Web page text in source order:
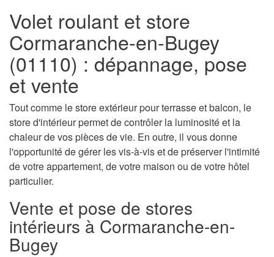
Volet roulant et store
Cormaranche-en-Bugey
(01110) : dépannage, pose
et vente
Tout comme le store extérieur pour terrasse et balcon, le
store d'intérieur permet de contrôler la luminosité et la
chaleur de vos pièces de vie. En outre, il vous donne
l'opportunité de gérer les vis-à-vis et de préserver l'intimité
de votre appartement, de votre maison ou de votre hôtel
particulier.
Vente et pose de stores
intérieurs à Cormaranche-en-
Bugey